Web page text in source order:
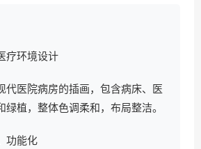
疗环境设计
代医院病房的插画，包含病床、医
绿植，整体色调柔和，布局整洁。
功能化